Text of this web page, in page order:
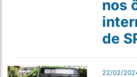
nos
de
22/02/